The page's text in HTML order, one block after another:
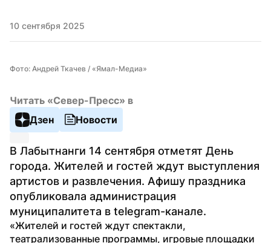
10 сентября 2025
Фото: Андрей Ткачев / «Ямал-Медиа»
Читать «Север-Пресс» в
Дзен
Новости
В Лабытнанги 14 сентября отметят День
города. Жителей и гостей ждут выступления
артистов и развлечения. Афишу праздника
опубликовала администрация
муниципалитета в telegram-канале.
«Жителей и гостей ждут спектакли,
театрализованные программы, игровые площадки